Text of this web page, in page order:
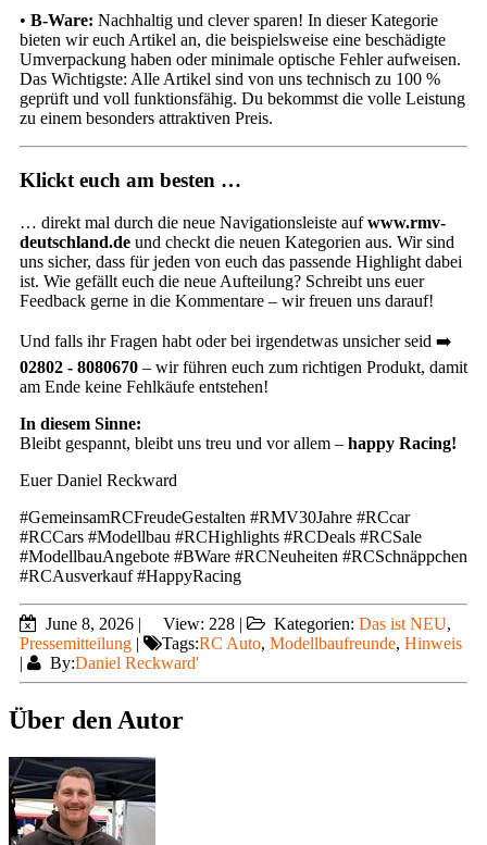
• B-Ware: Nachhaltig und clever sparen! In dieser Kategorie
bieten wir euch Artikel an, die beispielsweise eine beschädigte
Umverpackung haben oder minimale optische Fehler aufweisen.
Das Wichtigste: Alle Artikel sind von uns technisch zu 100 %
geprüft und voll funktionsfähig. Du bekommst die volle Leistung
zu einem besonders attraktiven Preis.
Klickt euch am besten …
… direkt mal durch die neue Navigationsleiste aufwww.rmv-
deutschland.de und checkt die neuen Kategorien aus. Wir sind
uns sicher, dass für jeden von euch das passende Highlight dabei
ist. Wie gefällt euch die neue Aufteilung? Schreibt uns euer
Feedback gerne in die Kommentare – wir freuen uns darauf!
Und falls ihr Fragen habt oder bei irgendetwas unsicher seid ➡️
02802 - 8080670 – wir führen euch zum richtigen Produkt, damit
am Ende keine Fehlkäufe entstehen!
In diesem Sinne:
Bleibt gespannt, bleibt uns treu und vor allem – happy Racing!
Euer Daniel Reckward
#GemeinsamRCFreudeGestalten #RMV30Jahre #RCcar
#RCCars #Modellbau #RCHighlights #RCDeals #RCSale
#ModellbauAngebote #BWare #RCNeuheiten #RCSchnäppchen
#RCAusverkauf #HappyRacing
June 8, 2026 | View: 228 | Kategorien: Das ist NEU,
Pressemitteilung | Tags:RC Auto, Modellbaufreunde, Hinweis
|
By:Daniel Reckward'
Über den Autor